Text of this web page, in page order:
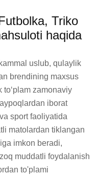
Triko
haqida
uslub, qulaylik
brendining maxsus
zamonaviy
iborat
sport faoliyatida
matolardan tiklangan
imkon beradi,
muddatli foydalanish
to'plami